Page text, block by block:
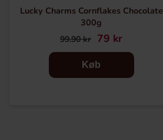
Lucky Charms Cornflakes Chocolate
300g
99.90 kr 79 kr
Køb